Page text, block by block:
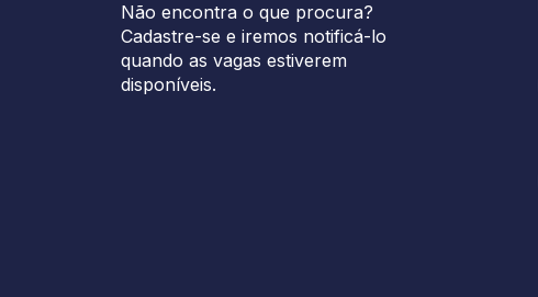
Não encontra o que procura?
Cadastre-se e iremos notificá-lo
quando as vagas estiverem
disponíveis.